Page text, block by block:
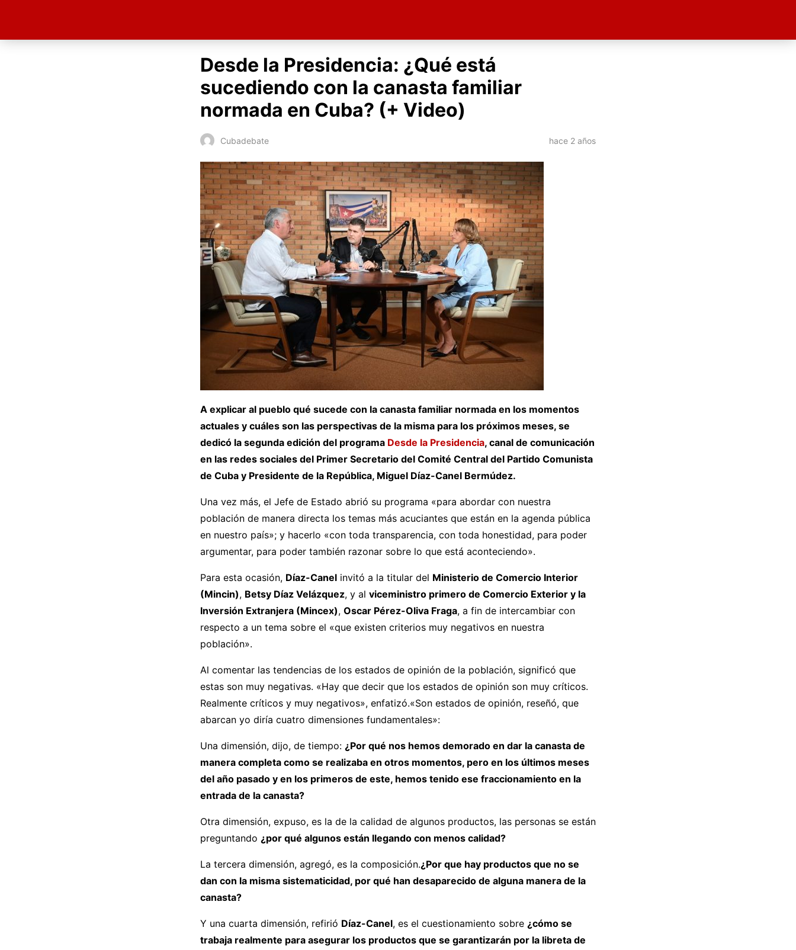
Desde la Presidencia: ¿Qué está
sucediendo con la canasta familiar
normada en Cuba? (+ Video)
Cubadebate hace 2 años
A explicar al pueblo qué sucede con la canasta familiar normada en los momentos
actuales y cuáles son las perspectivas de la misma para los próximos meses, se
dedicó la segunda edición del programa Desde la Presidencia, canal de comunicación
en las redes sociales del Primer Secretario del Comité Central del Partido Comunista
de Cuba y Presidente de la República, Miguel Díaz-Canel Bermúdez.
Una vez más, el Jefe de Estado abrió su programa «para abordar con nuestra
población de manera directa los temas más acuciantes que están en la agenda pública
en nuestro país»; y hacerlo «con toda transparencia, con toda honestidad, para poder
argumentar, para poder también razonar sobre lo que está aconteciendo».
Para esta ocasión, Díaz-Canel invitó a la titular del Ministerio de Comercio Interior
(Mincin), Betsy Díaz Velázquez, y al viceministro primero de Comercio Exterior y la
Inversión Extranjera (Mincex), Oscar Pérez-Oliva Fraga, a fin de intercambiar con
respecto a un tema sobre el «que existen criterios muy negativos en nuestra
población».
Al comentar las tendencias de los estados de opinión de la población, significó que
estas son muy negativas. «Hay que decir que los estados de opinión son muy críticos.
Realmente críticos y muy negativos», enfatizó.«Son estados de opinión, reseñó, que
abarcan yo diría cuatro dimensiones fundamentales»:
Una dimensión, dijo, de tiempo: ¿Por qué nos hemos demorado en dar la canasta de
manera completa como se realizaba en otros momentos, pero en los últimos meses
del año pasado y en los primeros de este, hemos tenido ese fraccionamiento en la
entrada de la canasta?
Otra dimensión, expuso, es la de la calidad de algunos productos, las personas se están
preguntando ¿por qué algunos están llegando con menos calidad?
La tercera dimensión, agregó, es la composición.¿Por que hay productos que no se
dan con la misma sistematicidad, por qué han desaparecido de alguna manera de la
canasta?
Y una cuarta dimensión, refirió Díaz-Canel, es el cuestionamiento sobre ¿cómo se
trabaja realmente para asegurar los productos que se garantizarán por la libreta de